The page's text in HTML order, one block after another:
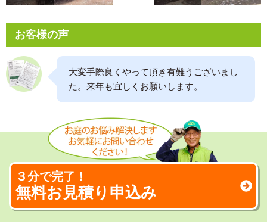
お客様の声
大変手際良くやって頂き有難うございまし
た。来年も宜しくお願いします。
３分で完了！
無料お見積り申込み